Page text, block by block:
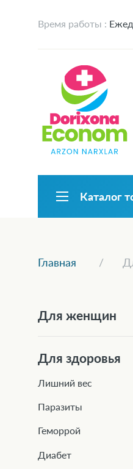
Время работы :
Каталог
Главная
Для женщин
Для здоровья
Лишний вес
Паразиты
Геморрой
Диабет